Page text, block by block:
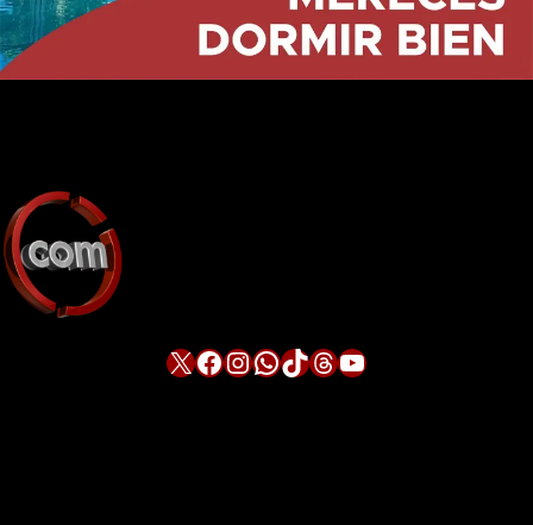
X Facebook InstagramWhatsApp TikTok Threads YouTube